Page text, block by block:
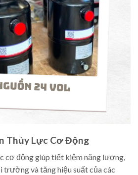
Thủy Lực Cơ Động
cơ động giúp tiết kiệm năng lượng,
trường và tăng hiệu suất của các